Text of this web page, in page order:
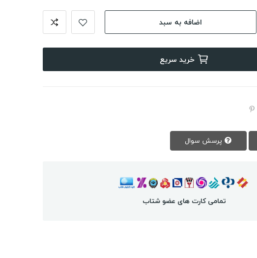
اضافه به سبد
خرید سریع
تمامی کارت های عضو شتاب